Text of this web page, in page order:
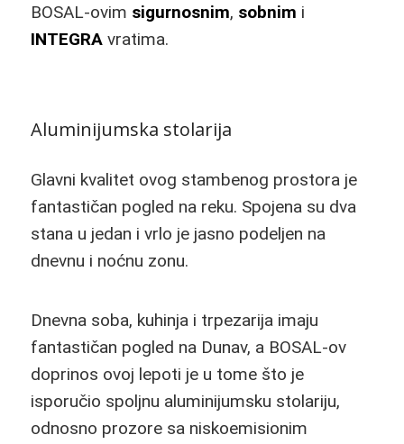
BOSAL-ovim sigurnosnim, sobnim i
INTEGRAvratima.
Aluminijumska stolarija
Glavni kvalitet ovog stambenog prostora je
fantastičan pogled na reku. Spojena su dva
stana u jedan i vrlo je jasno podeljen na
dnevnu i noćnu zonu.
Dnevna soba, kuhinja i trpezarija imaju
fantastičan pogled na Dunav, a BOSAL-ov
doprinos ovoj lepoti je u tome što je
isporučio spoljnu aluminijumsku stolariju,
odnosno prozore sa niskoemisionim